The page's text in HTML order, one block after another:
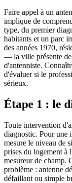
Faire appel à un
implique de
type, du premier
habitants et un parc
des années 1970,
— la ville présente
d'antenniste.
d'évaluer si le
sérieux.
Étape 1 : le
Toute intervention
diagnostic. Pour une
mesure le niveau de
prises du logement à
mesureur de champ.
problème : antenne
défaillant ou simple